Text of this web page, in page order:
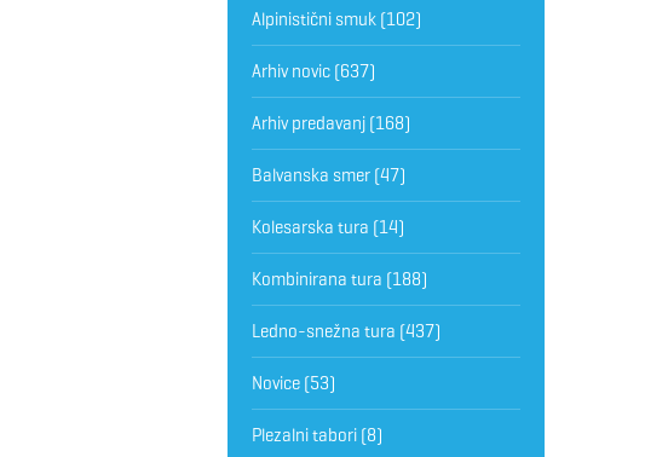
Alpinistični smuk(102)
Arhiv novic(637)
Arhiv predavanj(168)
Balvanska smer(47)
Kolesarska tura (14)
Kombinirana tura (188)
Ledno-snežna tura (437)
Novice(53)
Plezalni tabori(8)